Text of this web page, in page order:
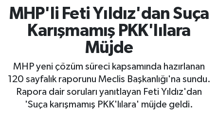
MHP'li Feti Yıldız'dan Suça
Karışmamış PKK'lılara
Müjde
MHP yeni çözüm süreci kapsamında hazırlanan
120 sayfalık raporunu Meclis Başkanlığı'na sundu.
Rapora dair soruları yanıtlayan Feti Yıldız'dan
'Suça karışmamış PKK'lılara' müjde geldi.